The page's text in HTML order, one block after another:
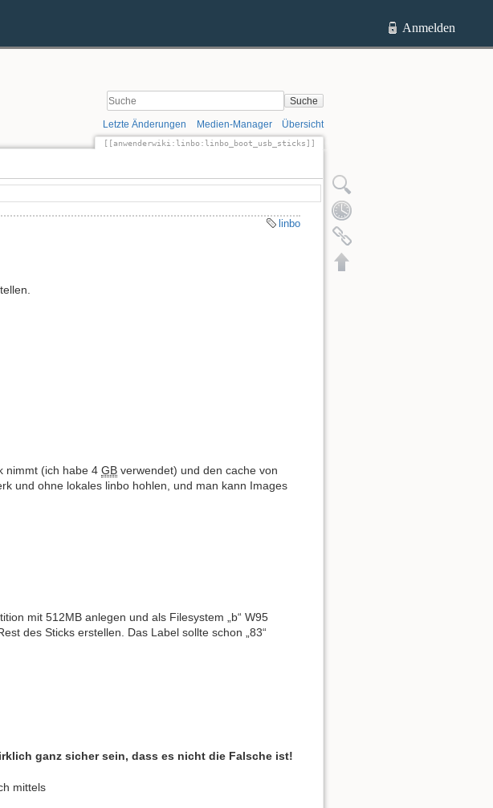
Anmelden
Suche
Letzte Änderungen Medien-Manager Übersicht
[[anwenderwiki:linbo:linbo_boot_usb_sticks]]
linbo
nimmt (ich habe 4 GB verwendet) und den cache von
und ohne lokales linbo hohlen, und man kann Images
mit 512MB anlegen und als Filesystem „b“ W95
des Sticks erstellen. Das Label sollte schon „83“
ganz sicher sein, dass es nicht die Falsche ist!
mittels
Quelltext anzeigen
Ältere Versionen
Links hierher
Nach oben